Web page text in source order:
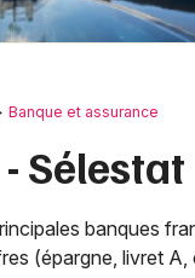
Banque et assurance
Sélestat
banques
(épargne, livret
Partout